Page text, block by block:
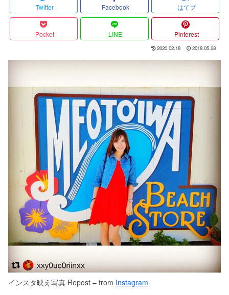
Twitter Facebook はてブ
Pocket LINE Pinterest
2020.02.18 2018.05.28
インスタ映え写真 Repost – from Instagram